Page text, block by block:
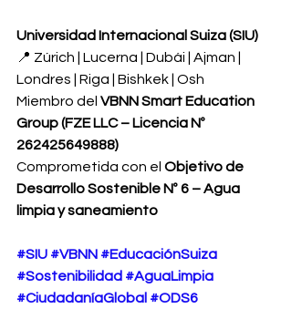
Universidad Internacional Suiza (SIU)
📍 Zúrich | Lucerna | Dubái | Ajman |
Londres | Riga | Bishkek | Osh
Miembro del VBNN Smart Education
Group (FZE LLC – Licencia Nº
262425649888)
Comprometida con el Objetivo de
Desarrollo Sostenible Nº 6 – Agua
limpia y saneamiento
#SIU #VBNN #EducaciónSuiza
#Sostenibilidad #AguaLimpia
#CiudadaníaGlobal #ODS6